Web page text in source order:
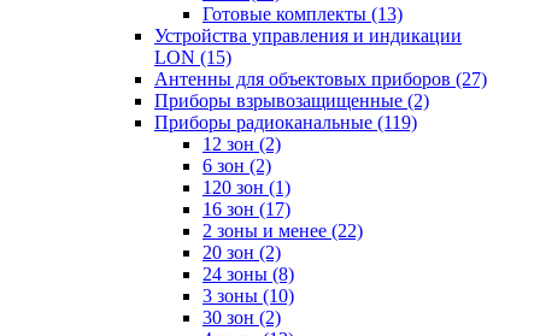
Готовые комплекты (13)
Устройства управления и индикации
LON (15)
Антенны для объектовых приборов (27)
Приборы взрывозащищенные (2)
Приборы радиоканальные (119)
12 зон (2)
6 зон (2)
120 зон (1)
16 зон (17)
2 зоны и менее (22)
20 зон (2)
24 зоны (8)
3 зоны (10)
30 зон (2)